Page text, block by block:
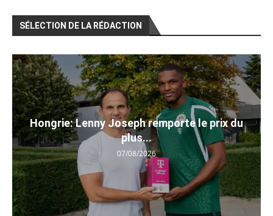
SÉLECTION DE LA RÉDACTION
Hongrie: Lenny Joseph remporte le prix du
plus...
07/08/2026